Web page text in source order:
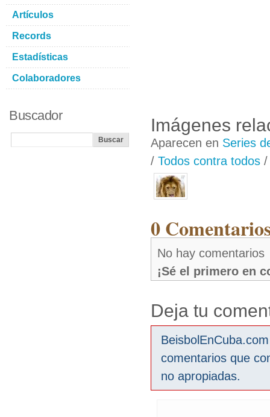
Imágenes
Aparecen en Series
/ Todos contra todos
0
No hay comentarios
¡Sé el primero en
Deja tu
comentarios que
no apropiadas.
Artículos
Records
Estadísticas
Colaboradores
Buscador